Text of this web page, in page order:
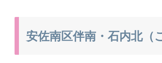
安佐南区伴南・石内北